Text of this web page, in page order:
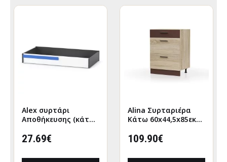
Alex συρτάρι
Αποθήκευσης (κάτω
120x63εκ Λευκό-
27.69€
Alina Συρταριέρα
Κάτω 60x44,5x85εκ
109.90€